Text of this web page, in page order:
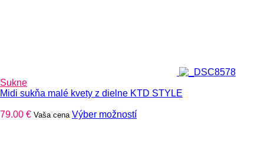
Sukne
Midi sukňa malé kvety z dielne KTD STYLE
79.00 € Vaša cena Výber možnostíTento